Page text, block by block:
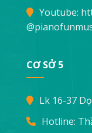
Youtube:
CƠ SỞ 5
Lk 16-37
Hotline: